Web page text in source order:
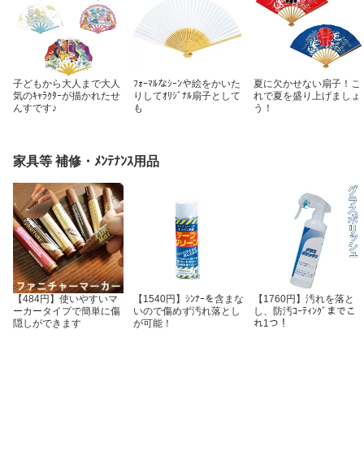
子どもから大人まで大人
気のｷｬﾗｸﾀｰが描かれたせ
んすです♪
ﾌｫｰﾏﾙなｼｰﾝや絵をかいた
りしてｵﾘｼﾞﾅﾙ扇子として
も
夏に欠かせない扇子！こ
れで夏を盛り上げましょ
う！
家具等 補修・ﾒﾝﾃﾅﾝｽ用品
【484円】使いやすいマ
ーカータイプで簡単に傷
隠しができます
【1540円】ｼﾝﾅｰを含まな
いので傷めず汚れ落とし
が可能！
【1760円】汚れを落と
し、防汚ｺｰﾃｨﾝｸﾞまでこ
れ1つ！